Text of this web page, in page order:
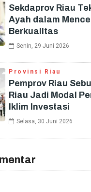
Sekdaprov Riau
Ayah dalam
Berkualitas
Senin, 29 Juni 2026
Provinsi Riau
Pemprov Riau
Riau Jadi Modal
Iklim Investasi
Selasa, 30 Juni 2026